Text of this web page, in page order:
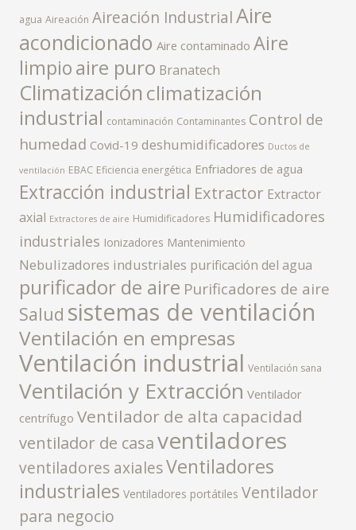
agua Aireación Aireación IndustrialAire
acondicionado Aire contaminado Aire
limpioaire puro Branatech
Climatización climatización
industrial contaminación Contaminantes Control de
humedad Covid-19 deshumidificadores Ductos de
ventilación EBAC Eficiencia energética Enfriadores de agua
Extracción industrial Extractor Extractor
axial Extractores de aire Humidificadores Humidificadores
industriales Ionizadores Mantenimiento
Nebulizadores industriales purificación del agua
purificador de aire Purificadores de aire
Salud sistemas de ventilación
Ventilación en empresas
Ventilación industrial Ventilación sana
Ventilación y Extracción Ventilador
centrífugo Ventilador de alta capacidad
ventilador de casaventiladores
ventiladores axialesVentiladores
industriales Ventiladores portátiles Ventilador
para negocio